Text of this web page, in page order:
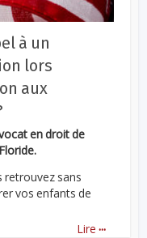
à un
lors
aux
en droit de
retrouvez sans
vos enfants de
Lire ...